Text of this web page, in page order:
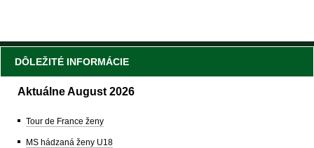
DÔLEŽITÉ INFORMÁCIE
Aktuálne August 2026
Tour de France ženy
MS hádzaná ženy U18